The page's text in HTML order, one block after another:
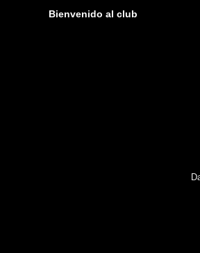
Bienvenido al club